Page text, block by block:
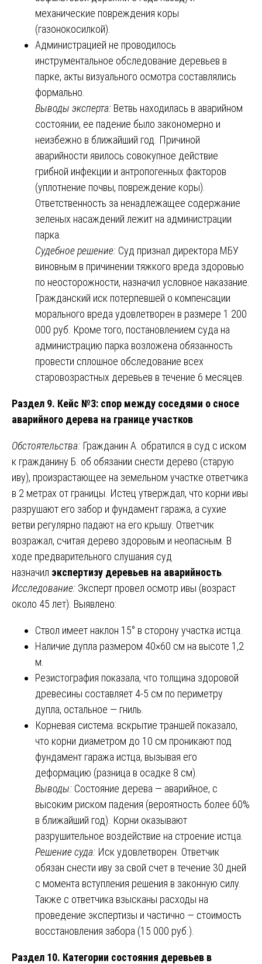
механические повреждения коры
(газонокосилкой).
Администрацией не проводилось
инструментальное обследование деревьев в
парке, акты визуального осмотра составлялись
формально.
Выводы эксперта: Ветвь находилась в аварийном
состоянии, ее падение было закономерно и
неизбежно в ближайший год. Причиной
аварийности явилось совокупное действие
грибной инфекции и антропогенных факторов
(уплотнение почвы, повреждение коры).
Ответственность за ненадлежащее содержание
зеленых насаждений лежит на администрации
парка.
Судебное решение: Суд признал директора МБУ
виновным в причинении тяжкого вреда здоровью
по неосторожности, назначил условное наказание.
Гражданский иск потерпевшей о компенсации
морального вреда удовлетворен в размере 1 200
000 руб. Кроме того, постановлением суда на
администрацию парка возложена обязанность
провести сплошное обследование всех
старовозрастных деревьев в течение 6 месяцев.
Раздел 9. Кейс №3: спор между соседями о сносе
аварийного дерева на границе участков
Обстоятельства: Гражданин А. обратился в суд с иском
к гражданину Б. об обязании снести дерево (старую
иву), произрастающее на земельном участке ответчика
в 2 метрах от границы. Истец утверждал, что корни ивы
разрушают его забор и фундамент гаража, а сухие
ветви регулярно падают на его крышу. Ответчик
возражал, считая дерево здоровым и неопасным. В
ходе предварительного слушания суд
назначил экспертизу деревьев на аварийность
Исследование: Эксперт провел осмотр ивы (возраст
около 45 лет). Выявлено:
Ствол имеет наклон 15° в сторону участка истца.
Наличие дупла размером 40×60 см на высоте 1,2
м.
Резистография показала, что толщина здоровой
древесины составляет 4-5 см по периметру
дупла, остальное — гниль.
Корневая система: вскрытие траншей показало,
что корни диаметром до 10 см проникают под
фундамент гаража истца, вызывая его
деформацию (разница в осадке 8 см).
Выводы: Состояние дерева — аварийное, с
высоким риском падения (вероятность более 60%
в ближайший год). Корни оказывают
разрушительное воздействие на строение истца.
Решение суда: Иск удовлетворен. Ответчик
обязан снести иву за свой счет в течение 30 дней
с момента вступления решения в законную силу.
Также с ответчика взысканы расходы на
проведение экспертизы и частично — стоимость
восстановления забора (15 000 руб.).
Раздел 10. Категории состояния деревьев в